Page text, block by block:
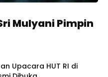
Mulyani Pimpin
Upacara HUT RI di